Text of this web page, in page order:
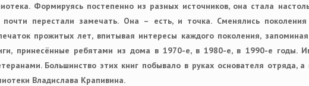
Формируясь постепенно из разных источников, она стала
перестали замечать. Она – есть, и точка. Сменялись поколения
прожитых лет, впитывая интересы каждого поколения,
принесённые ребятами из дома в 1970-е, в 1980-е, в 1990-е годы.
Большинство этих книг побывало в руках основателя отряда,
Владислава Крапивина.